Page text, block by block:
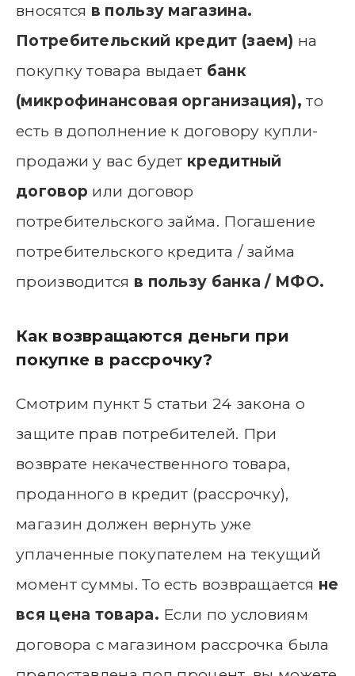
вносятся в пользу магазина.
Потребительский кредит (заем) на
покупку товара выдает банк
(микрофинансовая организация), то
есть в дополнение к договору купли-
продажи у вас будет кредитный
договор или договор
потребительского займа. Погашение
потребительского кредита / займа
производится в пользу банка / МФО.
Как возвращаются деньги при
покупке в рассрочку?
Смотрим пункт 5 статьи 24 закона о
защите прав потребителей. При
возврате некачественного товара,
проданного в кредит (рассрочку),
магазин должен вернуть уже
уплаченные покупателем на текущий
момент суммы. То есть возвращается не
вся цена товара. Если по условиям
договора с магазином рассрочка была